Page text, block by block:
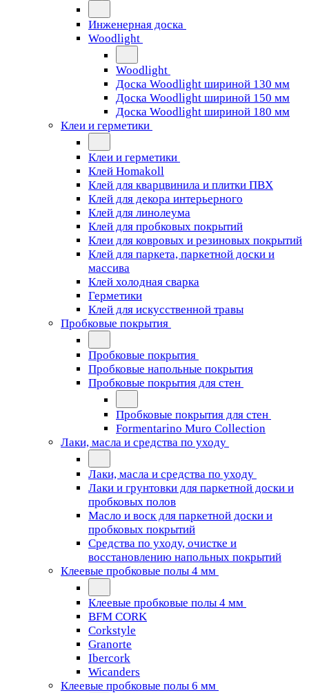
Инженерная доска
Woodlight
Woodlight
Доска Woodlight шириной 130 мм
Доска Woodlight шириной 150 мм
Доска Woodlight шириной 180 мм
Клеи и герметики
Клеи и герметики
Клей Homakoll
Клей для кварцвинила и плитки ПВХ
Клей для декора интерьерного
Клей для линолеума
Клей для пробковых покрытий
Клеи для ковровых и резиновых покрытий
Клей для паркета, паркетной доски и
массива
Клей холодная сварка
Герметики
Клей для искусственной травы
Пробковые покрытия
Пробковые покрытия
Пробковые напольные покрытия
Пробковые покрытия для стен
Пробковые покрытия для стен
Formentarino Muro Collection
Лаки, масла и средства по уходу
Лаки, масла и средства по уходу
Лаки и грунтовки для паркетной доски и
пробковых полов
Масло и воск для паркетной доски и
пробковых покрытий
Средства по уходу, очистке и
восстановлению напольных покрытий
Клеевые пробковые полы 4 мм
Клеевые пробковые полы 4 мм
BFM CORK
Corkstyle
Granorte
Ibercork
Wicanders
Клеевые пробковые полы 6 мм